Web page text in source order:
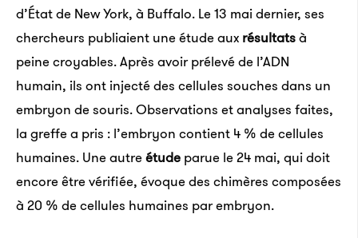
d’État de New York, à Buffalo. Le 13 mai dernier, ses
chercheurs publiaient une étude aux résultatsà
peine croyables. Après avoir prélevé de l’ADN
humain, ils ont injecté des cellules souches dans un
embryon de souris. Observations et analyses faites,
la greffe a pris : l’embryon contient 4 % de cellules
humaines. Une autre étude parue le 24 mai, qui doit
encore être vérifiée, évoque des chimères composées
à 20 % de cellules humaines par embryon.